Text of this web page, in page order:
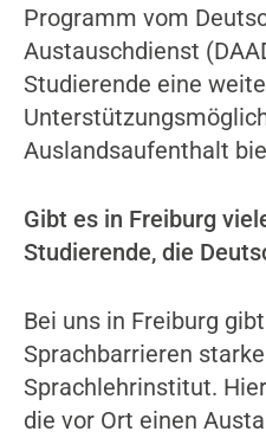
Programm vom
Austauschdienst
Studierende eine
Auslandsaufenthalt
Gibt es in Freiburg
Studierende, die
Bei uns in Freiburg
Sprachbarrieren
Sprachlehrinstitut.
die vor Ort einen